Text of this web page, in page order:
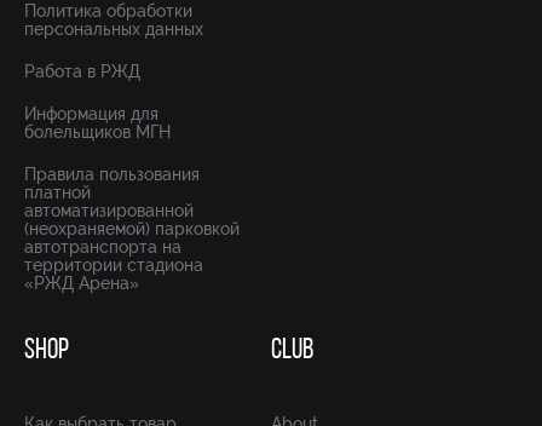
Политика обработки
персональных данных
Работа в РЖД
Информация для
болельщиков МГН
Правила пользования
платной
автоматизированной
(неохраняемой) парковкой
автотранспорта на
территории стадиона
«РЖД Арена»
SHOP CLUB